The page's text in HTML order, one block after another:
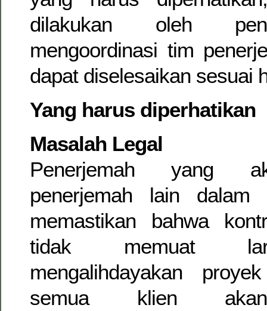
dilakukan oleh
mengoordinasi tim
dapat diselesaikan sesuai
Yang harus diperhatikan
Masalah Legal
Penerjemah yang
penerjemah lain dalam
memastikan bahwa
tidak memuat
mengalihdayakan
semua klien akan